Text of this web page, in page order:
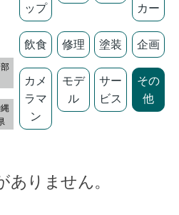
ップ
カー
飲食 修理 塗装 企画
カメ
ラマ
ン
モデ
ル
サー
ビス
その
他
ありません。